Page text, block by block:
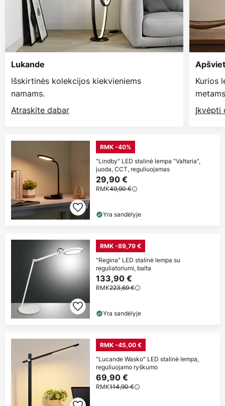
Lukande
Išskirtinės kolekcijos kiekvieniems
namams.
Atraskite dabar
Kurios
Įkvėpti
RMK -40%
"Lindby" LED stalinė lempa "Valtaria",
juoda, CCT, reguliuojamas
29,90 €
RMK49,90 €
Yra sandėlyje
RMK -89,79 €
"Regina" LED stalinė lempa su
reguliatoriumi, balta
133,90 €
RMK223,69 €
Yra sandėlyje
RMK -45,00 €
"Lucande Wasko" LED stalinė lempa,
reguliuojamo ryškumo
69,90 €
RMK114,90 €